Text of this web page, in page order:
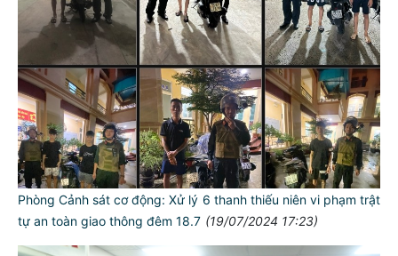
Phòng Cảnh sát cơ động: Xử lý 6 thanh thiếu niên vi phạm trật
tự an toàn giao thông đêm 18.7 (19/07/2024 17:23)